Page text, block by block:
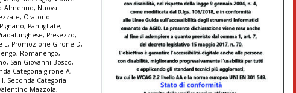
Almenno, Nuova
, Oratorio
, Pantigliate,
, Presezzo,
L, Promozione Girone D,
, Romanengo,
, San Giovanni Bosco,
Categoria girone A,
I, Seconda Categoria
Mazzola,